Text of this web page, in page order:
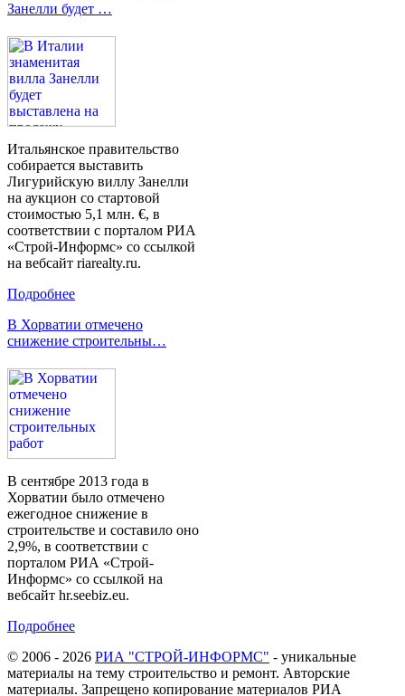
Занелли будет …
Итальянское правительство
собирается выставить
Лигурийскую виллу Занелли
на аукцион со стартовой
стоимостью 5,1 млн. €, в
соответствии с порталом РИА
«Строй-Информс» со ссылкой
на вебсайт riarealty.ru.
Подробнее
В Хорватии отмечено
снижение строительны…
В сентябре 2013 года в
Хорватии было отмечено
ежегодное снижение в
строительстве и составило оно
2,9%, в соответствии с
порталом РИА «Строй-
Информс» со ссылкой на
вебсайт hr.seebiz.eu.
Подробнее
© 2006 - 2026 РИА "СТРОЙ-ИНФОРМС" - уникальные
материалы на тему строительство и ремонт. Авторские
материалы. Запрещено копирование материалов РИА